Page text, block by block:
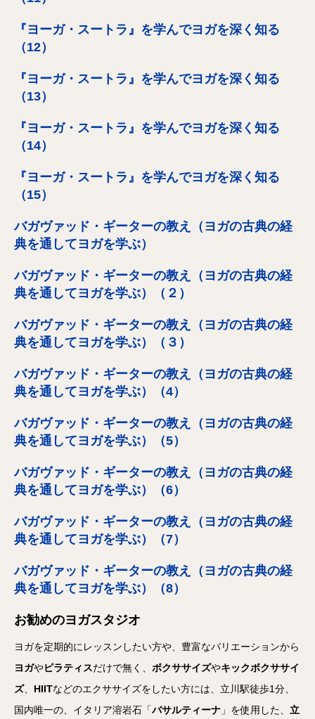
『ヨーガ・スートラ』を学んでヨガを深く知る
（12）
『ヨーガ・スートラ』を学んでヨガを深く知る
（13）
『ヨーガ・スートラ』を学んでヨガを深く知る
（14）
『ヨーガ・スートラ』を学んでヨガを深く知る
（15）
バガヴァッド・ギーターの教え（ヨガの古典の経
典を通してヨガを学ぶ）
バガヴァッド・ギーターの教え（ヨガの古典の経
典を通してヨガを学ぶ）（２）
バガヴァッド・ギーターの教え（ヨガの古典の経
典を通してヨガを学ぶ）（３）
バガヴァッド・ギーターの教え（ヨガの古典の経
典を通してヨガを学ぶ）（4）
バガヴァッド・ギーターの教え（ヨガの古典の経
典を通してヨガを学ぶ）（5）
バガヴァッド・ギーターの教え（ヨガの古典の経
典を通してヨガを学ぶ）（6）
バガヴァッド・ギーターの教え（ヨガの古典の経
典を通してヨガを学ぶ）（7）
バガヴァッド・ギーターの教え（ヨガの古典の経
典を通してヨガを学ぶ）（8）
お勧めのヨガスタジオ
ヨガを定期的にレッスンしたい方や、豊富なバリエーションから
ヨガやピラティスだけで無く、 ボクササイズやキックボクササイ
ズ、 HIITなどのエクササイズをしたい方には、立川駅徒歩1分、
国内唯一の、イタリア溶岩石「バサルティーナ 」を使用した、 立